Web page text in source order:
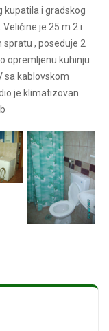
i gradskog
je 25 m 2 i
spratu , poseduje 2
opremljenu kuhinju
sa kablovskom
je klimatizovan .